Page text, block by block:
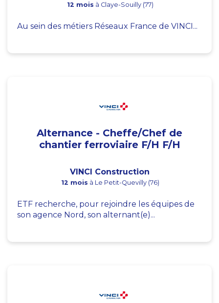
12 mois à Claye-Souilly (77)
Au sein des métiers Réseaux France de VINCI...
Alternance - Cheffe/Chef de
chantier ferroviaire F/H F/H
VINCI Construction
12 mois à Le Petit-Quevilly (76)
ETF recherche, pour rejoindre les équipes de
son agence Nord, son alternant(e)...